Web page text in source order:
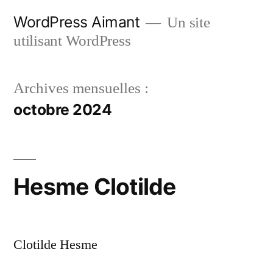
WordPress Aimant
Un site
utilisant WordPress
Archives mensuelles :
octobre 2024
Hesme Clotilde
Clotilde Hesme